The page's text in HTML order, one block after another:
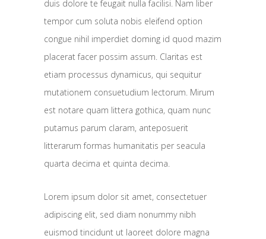
duis dolore te feugait nulla facilisi. Nam liber
tempor cum soluta nobis eleifend option
congue nihil imperdiet doming id quod mazim
placerat facer possim assum. Claritas est
etiam processus dynamicus, qui sequitur
mutationem consuetudium lectorum. Mirum
est notare quam littera gothica, quam nunc
putamus parum claram, anteposuerit
litterarum formas humanitatis per seacula
quarta decima et quinta decima.
Lorem ipsum dolor sit amet, consectetuer
adipiscing elit, sed diam nonummy nibh
euismod tincidunt ut laoreet dolore magna